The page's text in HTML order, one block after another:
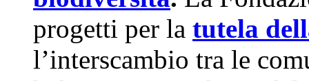
progetti per la tutela
l’interscambio tra le